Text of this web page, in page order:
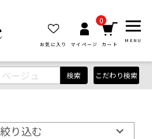
お気に入り マイページ
0
カート
MENU
検索 こだわり検索
絞り込む